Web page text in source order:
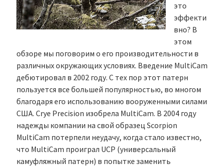
это
эффекти
вно? В
этом
обзоре мы поговорим о его производительности в
различных окружающих условиях. Введение MultiCam
дебютировал в 2002 году. С тех пор этот патерн
пользуется все большей популярностью, во многом
благодаря его использованию вооруженными силами
США. Crye Precision изобрела MultiCam. В 2004 году
надежды компании на свой образец Scorpion
MultiCam потерпели неудачу, когда стало известно,
что MultiCam проиграл UCP (универсальный
камуфляжный патерн) в попытке заменить